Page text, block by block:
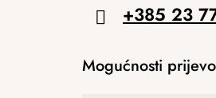
+385 23
Mogućnosti